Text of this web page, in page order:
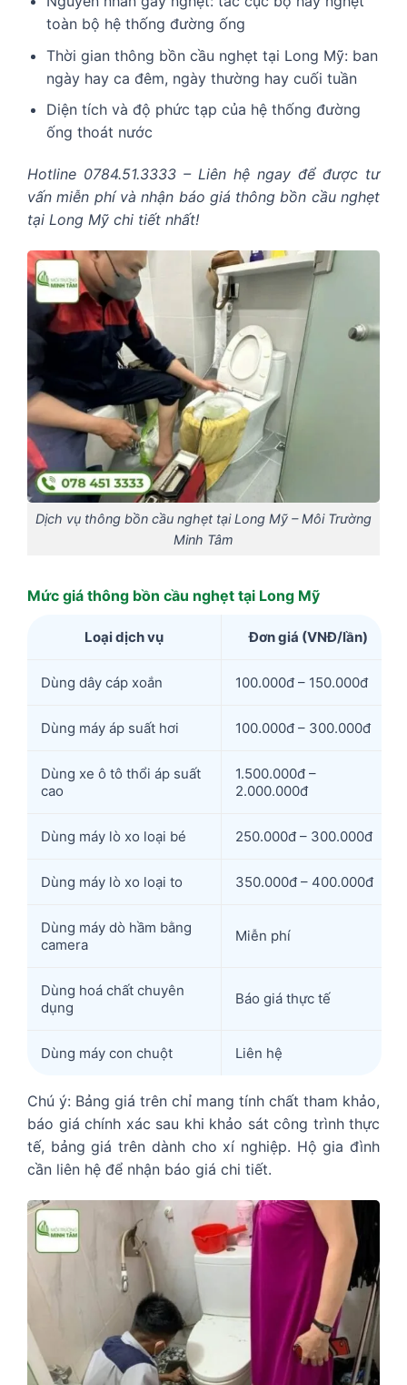
toàn bộ hệ thống đường ống
Thời gian thông bồn cầu nghẹt tại Long Mỹ: ban
ngày hay ca đêm, ngày thường hay cuối tuần
Diện tích và độ phức tạp của hệ thống đường
ống thoát nước
Hotline 0784.51.3333 – Liên hệ ngay để được tư
vấn miễn phí và nhận báo giá thông bồn cầu nghẹt
tại Long Mỹ chi tiết nhất!
Dịch vụ thông bồn cầu nghẹt tại Long Mỹ – Môi Trường
Minh Tâm
Mức giá thông bồn cầu nghẹt tại Long Mỹ
Loại dịch vụ Đơn giá (VNĐ/lần)
Dùng dây cáp xoắn 100.000đ – 150.000đ
Dùng máy áp suất hơi 100.000đ – 300.000đ
Dùng xe ô tô thổi áp suất
cao
1.500.000đ –
2.000.000đ
Dùng máy lò xo loại bé 250.000đ – 300.000đ
Dùng máy lò xo loại to 350.000đ – 400.000đ
Dùng máy dò hầm bằng
camera
Miễn phí
Dùng hoá chất chuyên
dụng
Báo giá thực tế
Dùng máy con chuột Liên hệ
Chú ý: Bảng giá trên chỉ mang tính chất tham khảo,
báo giá chính xác sau khi khảo sát công trình thực
tế, bảng giá trên dành cho xí nghiệp. Hộ gia đình
cần liên hệ để nhận báo giá chi tiết.